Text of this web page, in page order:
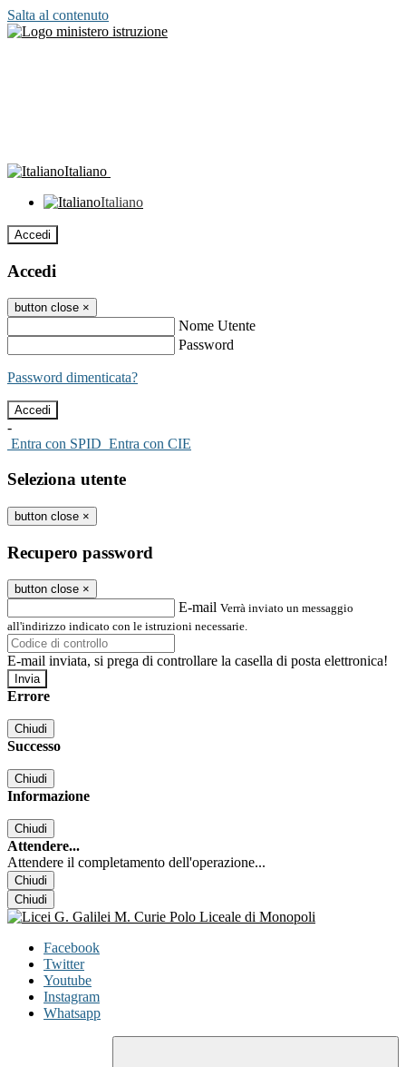
Salta al contenuto
Italiano
Italiano
Accedi
Accedi
button close ×
Nome Utente
Password
Password dimenticata?
-
Entra con SPID Entra con CIE
Seleziona utente
button close ×
Recupero password
button close ×
E-mail Verrà inviato un messaggio
all'indirizzo indicato con le istruzioni necessarie.
E-mail inviata, si prega di controllare la casella di posta elettronica!
Errore
Chiudi
Successo
Chiudi
Informazione
Chiudi
Attendere...
Attendere il completamento dell'operazione...
Chiudi
Chiudi
Facebook
Twitter
Youtube
Instagram
Whatsapp